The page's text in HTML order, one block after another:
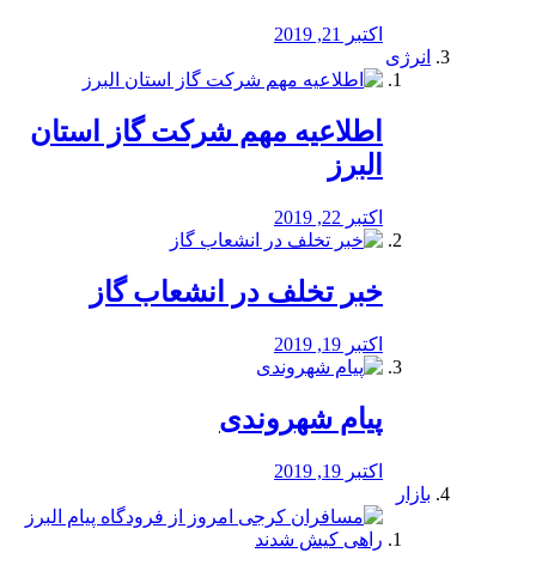
اکتبر 21, 2019
انرژی
️اطلاعیه مهم شرکت گاز استان
البرز
اکتبر 22, 2019
خبر تخلف در انشعاب گاز
اکتبر 19, 2019
پیام شهروندی
اکتبر 19, 2019
بازار